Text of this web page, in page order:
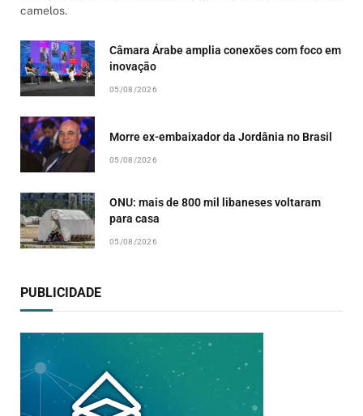
camelos.
Câmara Árabe amplia conexões com foco em
inovação
05/08/2026
Morre ex-embaixador da Jordânia no Brasil
05/08/2026
ONU: mais de 800 mil libaneses voltaram
para casa
05/08/2026
PUBLICIDADE